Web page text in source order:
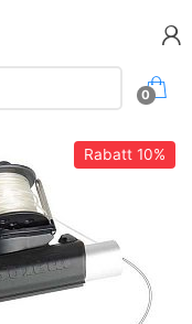
0
Rabatt10%